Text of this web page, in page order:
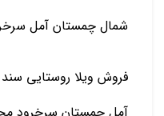
شمال چمستان آمل
فروش ویلا روستایی سند